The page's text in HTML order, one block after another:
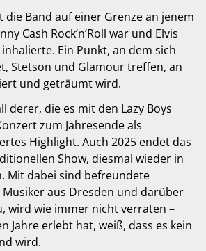
Band auf einer Grenze an jenem
Cash Rock’n’Roll war und Elvis
Ein Punkt, an dem sich
Stetson und Glamour treffen, an
und geträumt wird.
derer, die es mit den Lazy Boys
zum Jahresende als
Highlight. Auch 2025 endet das
Show, diesmal wieder in
Mit dabei sind befreundete
aus Dresden und darüber
wird wie immer nicht verraten –
Jahre erlebt hat, weiß, dass es kein
wird.